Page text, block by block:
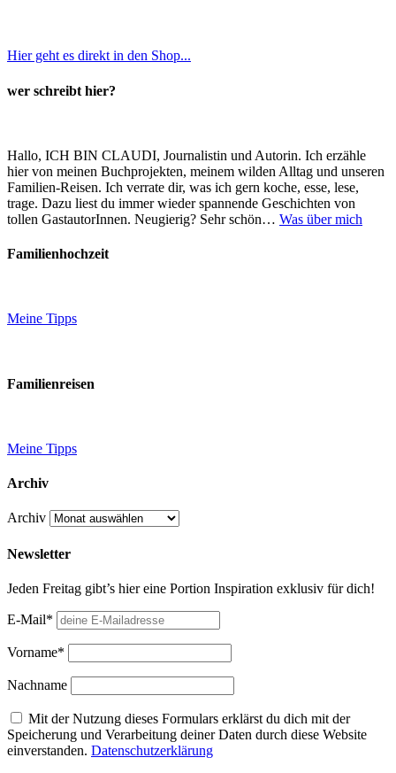
Hier geht es direkt in den Shop...
wer schreibt hier?
Hallo, ICH BIN CLAUDI, Journalistin und Autorin. Ich erzähle
hier von meinen Buchprojekten, meinem wilden Alltag und unseren
Familien-Reisen. Ich verrate dir, was ich gern koche, esse, lese,
trage. Dazu liest du immer wieder spannende Geschichten von
tollen GastautorInnen. Neugierig? Sehr schön… Was über mich
Familienhochzeit
Meine Tipps
Familienreisen
Meine Tipps
Archiv
Archiv
Newsletter
Jeden Freitag gibt’s hier eine Portion Inspiration exklusiv für dich!
E-Mail*
Vorname*
Nachname
Mit der Nutzung dieses Formulars erklärst du dich mit der
Speicherung und Verarbeitung deiner Daten durch diese Website
einverstanden. Datenschutzerklärung